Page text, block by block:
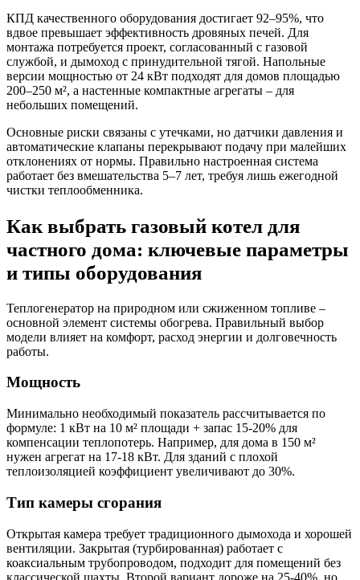
КПД качественного оборудования достигает 92–95%, что
вдвое превышает эффективность дровяных печей. Для
монтажа потребуется проект, согласованный с газовой
службой, и дымоход с принудительной тягой. Напольные
версии мощностью от 24 кВт подходят для домов площадью
200–250 м², а настенные компактные агрегаты – для
небольших помещений.
Основные риски связаны с утечками, но датчики давления и
автоматические клапаны перекрывают подачу при малейших
отклонениях от нормы. Правильно настроенная система
работает без вмешательства 5–7 лет, требуя лишь ежегодной
чистки теплообменника.
Как выбрать газовый котел для
частного дома: ключевые параметры
и типы оборудования
Теплогенератор на природном или сжиженном топливе –
основной элемент системы обогрева. Правильный выбор
модели влияет на комфорт, расход энергии и долговечность
работы.
Мощность
Минимально необходимый показатель рассчитывается по
формуле: 1 кВт на 10 м² площади + запас 15-20% для
компенсации теплопотерь. Например, для дома в 150 м²
нужен агрегат на 17-18 кВт. Для зданий с плохой
теплоизоляцией коэффициент увеличивают до 30%.
Тип камеры сгорания
Открытая камера требует традиционного дымохода и хорошей
вентиляции. Закрытая (турбированная) работает с
коаксиальным трубопроводом, подходит для помещений без
классической шахты. Второй вариант дороже на 25-40%, но